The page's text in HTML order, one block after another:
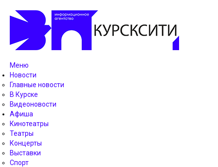
Меню
Новости
Главные новости
В Курске
Видеоновости
Афиша
Кинотеатры
Театры
Концерты
Выставки
Спорт